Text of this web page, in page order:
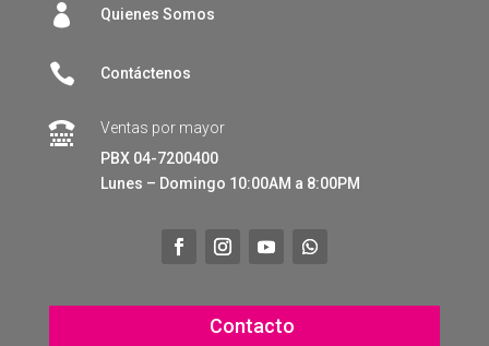
 Quienes Somos
 Contáctenos

Ventas por mayor
PBX 04-7200400
Lunes – Domingo 10:00AM a 8:00PM
Contacto